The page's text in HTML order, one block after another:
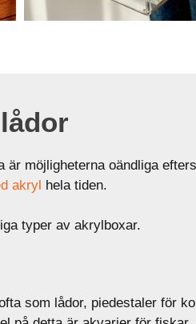
är möjligheterna oändliga
akryl hela tiden.
typer av akrylboxar.
som lådor, piedestaler för